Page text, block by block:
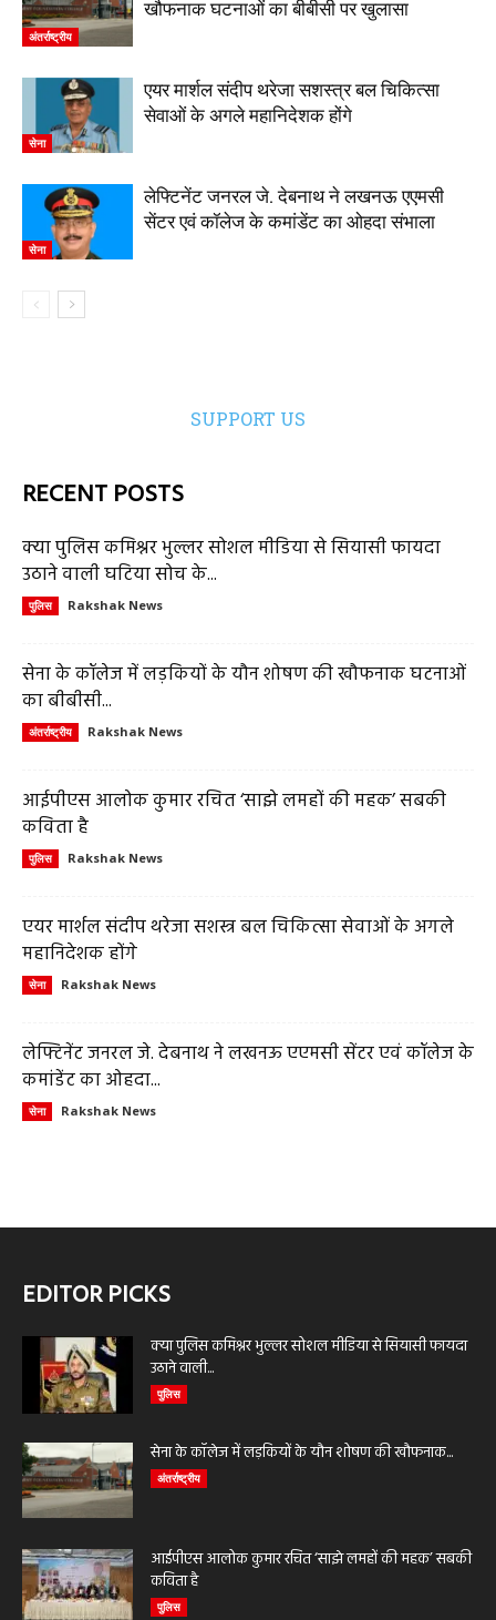
अंतर्राष्ट्रीय
खौफनाक घटनाओं का बीबीसी पर खुलासा
सेना
एयर मार्शल संदीप थरेजा सशस्त्र बल चिकित्सा
सेवाओं के अगले महानिदेशक होंगे
सेना
लेफ्टिनेंट जनरल जे. देबनाथ ने लखनऊ एएमसी
सेंटर एवं कॉलेज के कमांडेंट का ओहदा संभाला
SUPPORT US
RECENT POSTS
क्या पुलिस कमिश्नर भुल्लर सोशल मीडिया से सियासी फायदा
उठाने वाली घटिया सोच के...
पुलिस Rakshak News
सेना के कॉलेज में लड़कियों के यौन शोषण की खौफनाक घटनाओं
का बीबीसी...
अंतर्राष्ट्रीय Rakshak News
आईपीएस आलोक कुमार रचित ‘साझे लमहों की महक’ सबकी
कविता है
पुलिस Rakshak News
एयर मार्शल संदीप थरेजा सशस्त्र बल चिकित्सा सेवाओं के अगले
महानिदेशक होंगे
सेना Rakshak News
लेफ्टिनेंट जनरल जे. देबनाथ ने लखनऊ एएमसी सेंटर एवं कॉलेज के
कमांडेंट का ओहदा...
सेना Rakshak News
EDITOR PICKS
क्या पुलिस कमिश्नर भुल्लर सोशल मीडिया से सियासी फायदा
उठाने वाली...
पुलिस
सेना के कॉलेज में लड़कियों के यौन शोषण की खौफनाक...
अंतर्राष्ट्रीय
आईपीएस आलोक कुमार रचित ‘साझे लमहों की महक’ सबकी
कविता है
पुलिस